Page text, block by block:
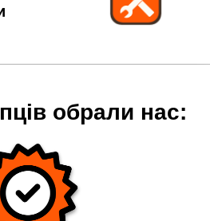
обрали нас: